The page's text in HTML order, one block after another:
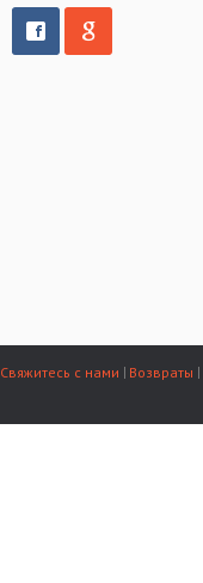
Свяжитесь с нами Возвраты